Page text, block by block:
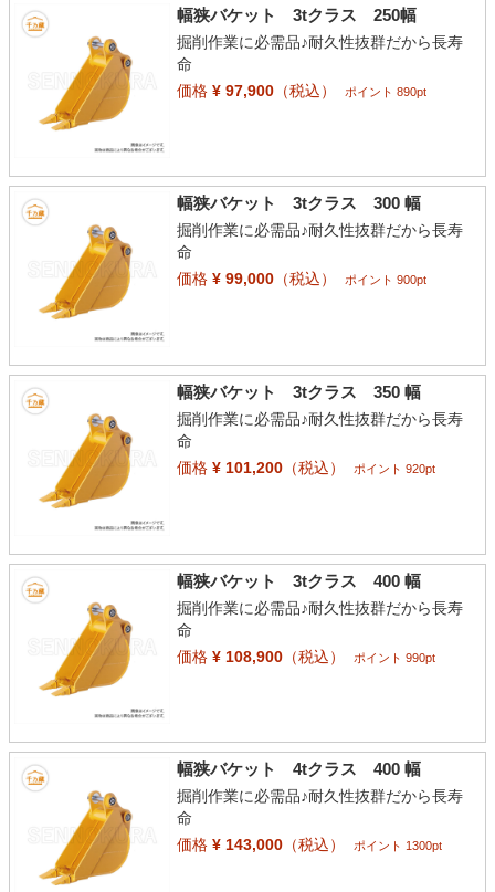
幅狭バケット 3tクラス 250幅
掘削作業に必需品♪耐久性抜群だから長寿
命
価格¥ 97,900（税込） ポイント 890pt
幅狭バケット 3tクラス 300 幅
掘削作業に必需品♪耐久性抜群だから長寿
命
価格¥ 99,000（税込） ポイント 900pt
幅狭バケット 3tクラス 350 幅
掘削作業に必需品♪耐久性抜群だから長寿
命
価格¥ 101,200（税込） ポイント 920pt
幅狭バケット 3tクラス 400 幅
掘削作業に必需品♪耐久性抜群だから長寿
命
価格¥ 108,900（税込） ポイント 990pt
幅狭バケット 4tクラス 400 幅
掘削作業に必需品♪耐久性抜群だから長寿
命
価格¥ 143,000（税込） ポイント 1300pt